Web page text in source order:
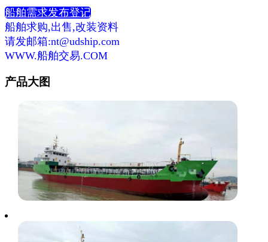
船舶需求发布登记
船舶求购,出售,改装资料
请发邮箱:nt@udship.com
WWW.船舶交易.COM
产品大图